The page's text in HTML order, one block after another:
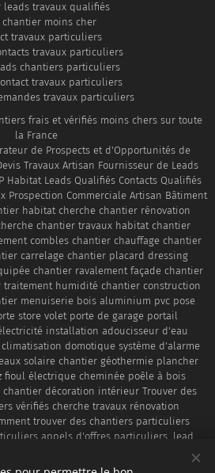
leads travaux qualifiés
chantier moins cher
travaux particuliers
travaux particuliers
chantiers particuliers
travaux particuliers
travaux particuliers
frais et vérifiés moins chers sur toute
la France
de Prospects et d'Opportunités de
Travaux Artisan Fournisseur de Leads
Habitat Leads Qualifiés Contacts Qualifiés
Prospection Commerciale Artisan Bâtiment
habitat cherche chantier rénovation
chantier travaux habitat chantier
combles chantier chauffage chantier
carrelage chantier placard dressing
chantier ravalement façade chantier
humidité chantier construction
menuiserie bois aluminium pvc pose
store volet porte de garage portail
installation adoucisseur d'eau
domotique système d'alarme
solaire chantier géothermie plancher
fioul électrique cheminée poêle à bois
décoration intérieur Trouver des
vérifiés cherche travaux rénovation
trouver des chantiers particuliers
appels d'offres particuliers, lead
moins chers contact devis travaux
habitat particuliers prospect travaux